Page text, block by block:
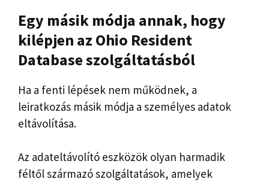
Egy másik módja annak, hogy
kilépjen az Ohio Resident
Database szolgáltatásból
Ha a fenti lépések nem működnek, a
leiratkozás másik módja a személyes adatok
eltávolítása.
Az adateltávolító eszközök olyan harmadik
féltől származó szolgáltatások, amelyek